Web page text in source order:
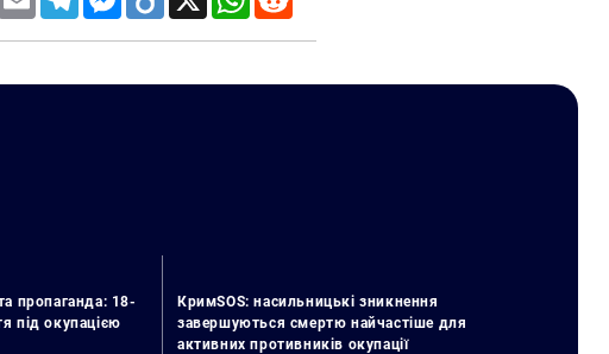
пропаганда: 18-
під окупацією
КримSOS: насильницькі зникнення
завершуються смертю найчастіше для
активних противників окупації